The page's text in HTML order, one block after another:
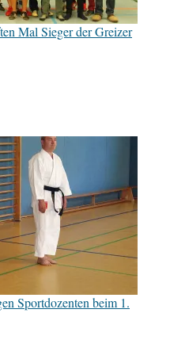
Mal Sieger der Greizer
Sportdozenten beim 1.